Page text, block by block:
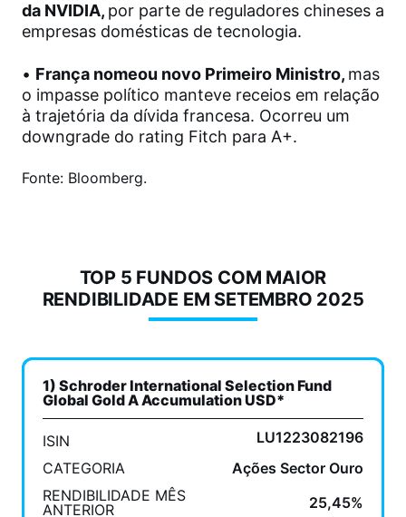
da NVIDIA, por parte de reguladores chineses a
empresas domésticas de tecnologia.
• França nomeou novo Primeiro Ministro, mas
o impasse político manteve receios em relação
à trajetória da dívida francesa. Ocorreu um
downgrade do rating Fitch para A+.
Fonte: Bloomberg.
TOP 5 FUNDOS COM MAIOR
RENDIBILIDADE EM SETEMBRO 2025
1) Schroder International Selection Fund
Global Gold A Accumulation USD*
ISIN
LU1223082196
CATEGORIA
Ações Sector Ouro
RENDIBILIDADE MÊS
ANTERIOR
25,45%